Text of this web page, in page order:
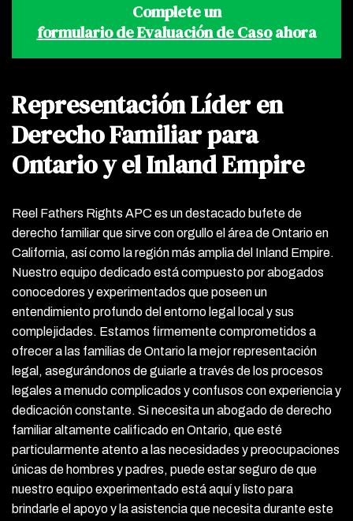
Complete un
formulario de Evaluación de Casoahora
Representación Líder en
Derecho Familiar para
Ontario y el Inland Empire
Reel Fathers Rights APC es un destacado bufete de
derecho familiar que sirve con orgullo el área de Ontario en
California, así como la región más amplia del Inland Empire.
Nuestro equipo dedicado está compuesto por abogados
conocedores y experimentados que poseen un
entendimiento profundo del entorno legal local y sus
complejidades. Estamos firmemente comprometidos a
ofrecer a las familias de Ontario la mejor representación
legal, asegurándonos de guiarle a través de los procesos
legales a menudo complicados y confusos con experiencia y
dedicación constante. Si necesita un abogado de derecho
familiar altamente calificado en Ontario, que esté
particularmente atento a las necesidades y preocupaciones
únicas de hombres y padres, puede estar seguro de que
nuestro equipo experimentado está aquí y listo para
brindarle el apoyo y la asistencia que necesita durante este